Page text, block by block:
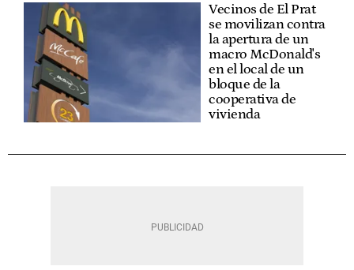
Vecinos de El Prat
se movilizan contra
la apertura de un
macro McDonald's
en el local de un
bloque de la
cooperativa de
vivienda